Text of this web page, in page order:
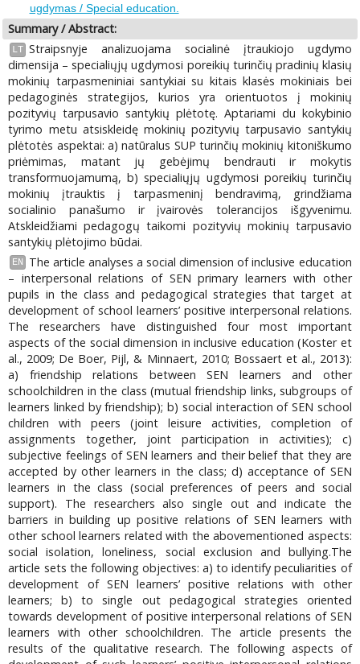
ugdymas / Special education.
Summary / Abstract:
LT Straipsnyje analizuojama socialinė įtraukiojo ugdymo
dimensija – specialiųjų ugdymosi poreikių turinčių pradinių klasių
mokinių tarpasmeniniai santykiai su kitais klasės mokiniais bei
pedagoginės strategijos, kurios yra orientuotos į mokinių
pozityvių tarpusavio santykių plėtotę. Aptariami du kokybinio
tyrimo metu atsiskleidę mokinių pozityvių tarpusavio santykių
plėtotės aspektai: a) natūralus SUP turinčių mokinių kitoniškumo
priėmimas, matant jų gebėjimų bendrauti ir mokytis
transformuojamumą, b) specialiųjų ugdymosi poreikių turinčių
mokinių įtrauktis į tarpasmeninį bendravimą, grindžiama
socialinio panašumo ir įvairovės tolerancijos išgyvenimu.
Atskleidžiami pedagogų taikomi pozityvių mokinių tarpusavio
santykių plėtojimo būdai.
EN
The article analyses a social dimension of inclusive education
– interpersonal relations of SEN primary learners with other
pupils in the class and pedagogical strategies that target at
development of school learners’ positive interpersonal relations.
The researchers have distinguished four most important
aspects of the social dimension in inclusive education (Koster et
al., 2009; De Boer, Pijl, & Minnaert, 2010; Bossaert et al., 2013):
a) friendship relations between SEN learners and other
schoolchildren in the class (mutual friendship links, subgroups of
learners linked by friendship); b) social interaction of SEN school
children with peers (joint leisure activities, completion of
assignments together, joint participation in activities); c)
subjective feelings of SEN learners and their belief that they are
accepted by other learners in the class; d) acceptance of SEN
learners in the class (social preferences of peers and social
support). The researchers also single out and indicate the
barriers in building up positive relations of SEN learners with
other school learners related with the abovementioned aspects:
social isolation, loneliness, social exclusion and bullying.The
article sets the following objectives: a) to identify peculiarities of
development of SEN learners’ positive relations with other
learners; b) to single out pedagogical strategies oriented
towards development of positive interpersonal relations of SEN
learners with other schoolchildren. The article presents the
results of the qualitative research. The following aspects of